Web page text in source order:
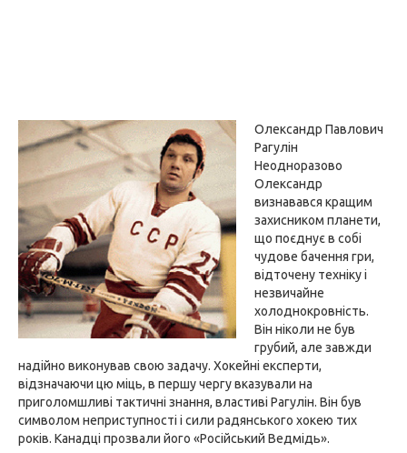
Олександр Павлович
Рагулін
Неодноразово
Олександр
визнавався кращим
захисником планети,
що поєднує в собі
чудове бачення гри,
відточену техніку і
незвичайне
холоднокровність.
Він ніколи не був
грубий, але завжди
надійно виконував свою задачу. Хокейні експерти,
відзначаючи цю міць, в першу чергу вказували на
приголомшливі тактичні знання, властиві Рагулін. Він був
символом неприступності і сили радянського хокею тих
років. Канадці прозвали його «Російський Ведмідь».